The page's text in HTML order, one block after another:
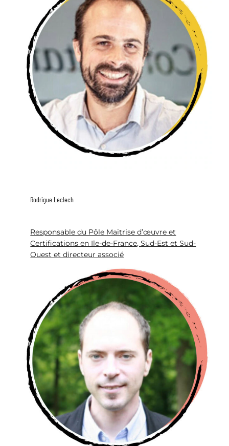
Rodrigue Leclech
Responsable du Pôle Maitrise d’œuvre et
Certifications en Ile-de-France, Sud-Est et Sud-
Ouest et directeur associé